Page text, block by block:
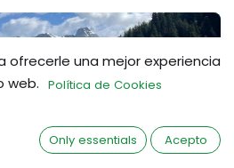
ENE.
25
ofrecerle una mejor experiencia
web. Política de Cookies
Only essentials Acepto